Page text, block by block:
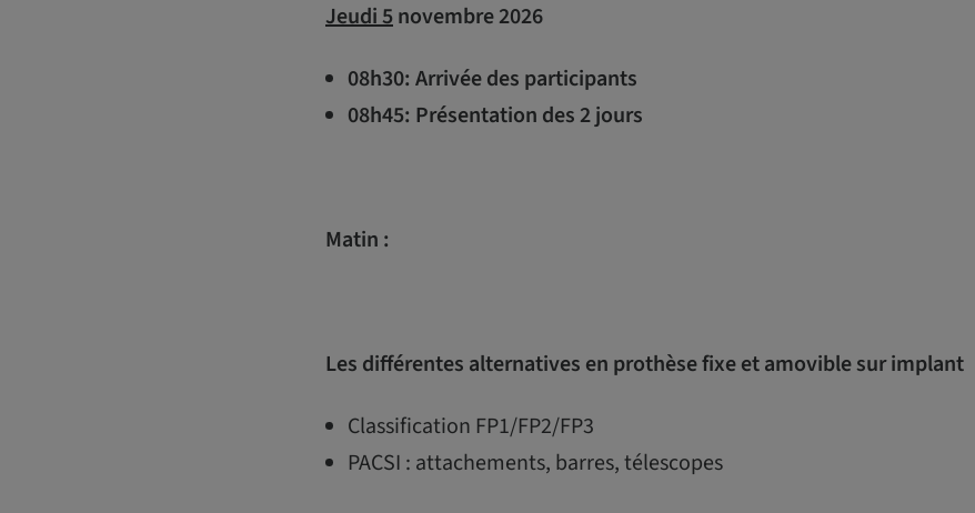
Jeudi 5novembre 2026
08h30: Arrivée des participants
08h45: Présentation des 2 jours
Matin :
Les différentes alternatives en prothèse fixe et amovible sur implant
Classification FP1/FP2/FP3
PACSI : attachements, barres, télescopes